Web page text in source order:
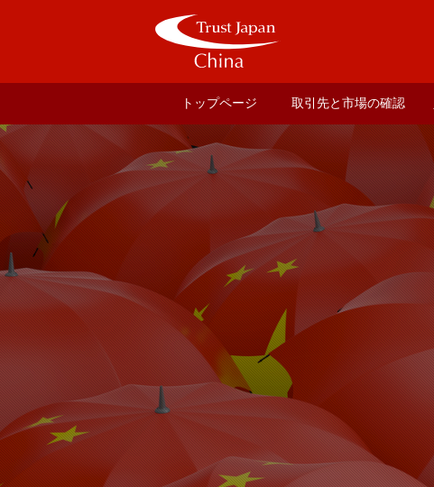
トップページ 取引先と市場の確認